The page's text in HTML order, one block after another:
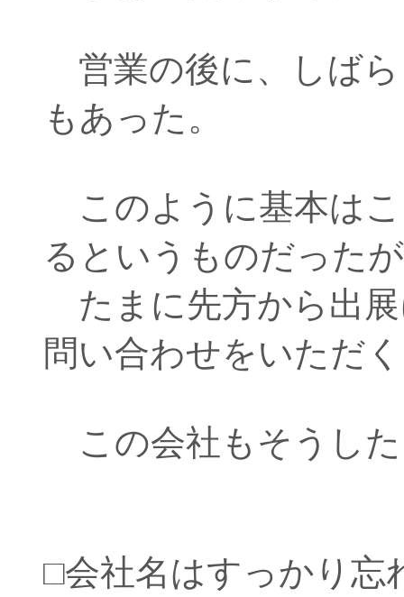
営業の後に、しば
もあった。
このように基本は
るというものだった
たまに先方から出
問い合わせをいただ
この会社もそうし
□会社名はすっかり忘